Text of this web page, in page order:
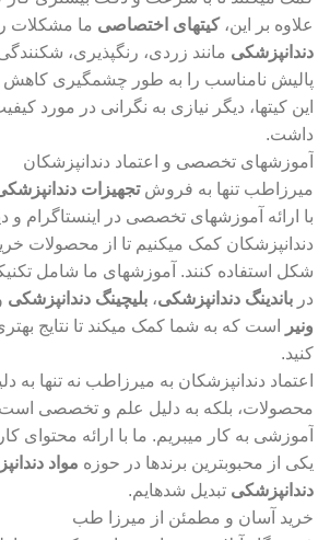
علاوه بر این،کیتهای اختصاصی ما مشکلات
دندانپزشکی مانند زردی، رنگپذیری،
پالیش نامناسب را به طور چشمگیری کاهش
این کیتها، دیگر نیازی به نگرانی در مورد
داشت.
آموزشهای تخصصی و اعتماد دندانپزشکان
میرزاطب تنها به فروشتجهیزات
با ارائه آموزشهای تخصصی در اینستاگرام و
دندانپزشکان کمک میکنیم تا از محصولات
شکل استفاده کنند. آموزشهای ما شامل
در باندینگ دندانپزشکی، بلیچینگ دندانپزشکی
ونیر
است که به شما کمک میکند تا نتایج
کنید.
اعتماد دندانپزشکان به میرزاطب نه تنها به
محصولات، بلکه به دلیل علم و تخصصی است
آموزشی به کار میبریم. ما با ارائه محتوای
یکی از محبوبترین برندها در حوزه مواد
دندانپزشکی تبدیل شدهایم.
خرید آسان و مطمئن از میرزا طب